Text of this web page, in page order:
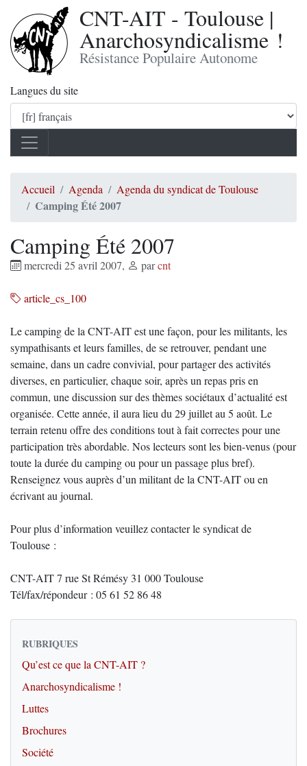
CNT-AIT - Toulouse |
Anarchosyndicalisme !
Résistance Populaire Autonome
Langues du site
Accueil Agenda Agenda du syndicat de Toulouse
Camping Été 2007
Camping Été 2007
mercredi 25 avril 2007, parcnt
article_cs_100
Le camping de la CNT-AIT est une façon, pour les militants, les
sympathisants et leurs familles, de se retrouver, pendant une
semaine, dans un cadre convivial, pour partager des activités
diverses, en particulier, chaque soir, après un repas pris en
commun, une discussion sur des thèmes sociétaux d’actualité est
organisée. Cette année, il aura lieu du 29 juillet au 5 août. Le
terrain retenu offre des conditions tout à fait correctes pour une
participation très abordable. Nos lecteurs sont les bien-venus (pour
toute la durée du camping ou pour un passage plus bref).
Renseignez vous auprès d’un militant de la CNT-AIT ou en
écrivant au journal.
Pour plus d’information veuillez contacter le syndicat de
Toulouse :
CNT-AIT 7 rue St Rémésy 31 000 Toulouse
Tél/fax/répondeur : 05 61 52 86 48
RUBRIQUES
Qu’est ce que la CNT-AIT ?
Anarchosyndicalisme !
Luttes
Brochures
Société